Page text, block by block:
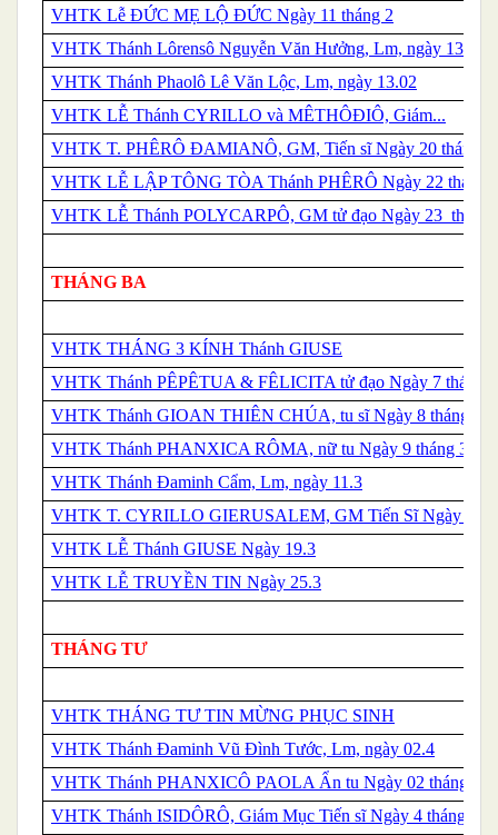
VHTK Lễ ĐỨC MẸ LỘ ĐỨC Ngày 11 tháng 2
VHTK Thánh Lôrensô Nguyễn Văn Hưởng, Lm, ngày 13.02
VHTK Thánh Phaolô Lê Văn Lộc, Lm, ngày 13.02
VHTK LỄ Thánh CYRILLO và MÊTHÔĐIÔ, Giám...
VHTK T. PHÊRÔ ĐAMIANÔ, GM, Tiến sĩ Ngày 20 tháng...
VHTK LỄ LẬP TÔNG TÒA Thánh PHÊRÔ Ngày 22 tháng
VHTK LỄ Thánh POLYCARPÔ, GM tử đạo Ngày 23 tháng
THÁNG BA
VHTK THÁNG 3 KÍNH Thánh GIUSE
VHTK Thánh PÊPÊTUA & FÊLICITA tử đạo Ngày 7 tháng 3
VHTK Thánh GIOAN THIÊN CHÚA, tu sĩ Ngày 8 tháng 3
VHTK Thánh PHANXICA RÔMA, nữ tu Ngày 9 tháng 3
VHTK Thánh Đaminh Cẩm, Lm, ngày 11.3
VHTK T. CYRILLO GIERUSALEM, GM Tiến Sĩ Ngày 18.3
VHTK LỄ Thánh GIUSE Ngày 19.3
VHTK LỄ TRUYỀN TIN Ngày 25.3
THÁNG TƯ
VHTK THÁNG TƯ TIN MỪNG PHỤC SINH
VHTK Thánh Đaminh Vũ Đình Tước, Lm, ngày 02.4
VHTK Thánh PHANXICÔ PAOLA Ẩn tu Ngày 02 tháng 04
VHTK Thánh ISIDÔRÔ, Giám Mục Tiến sĩ Ngày 4 tháng 4